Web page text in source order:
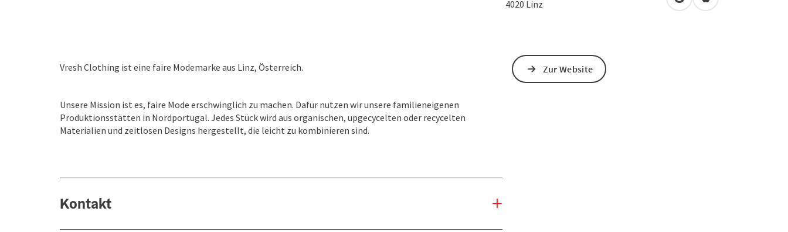
4020 Linz in Google Maps öffnen
in Apple Maps
Vresh Clothing ist eine faire Modemarke aus Linz, Österreich.
Unsere Mission ist es, faire Mode erschwinglich zu machen. Dafür nutzen wir unsere familieneigenen
Produktionsstätten in Nordportugal. Jedes Stück wird aus organischen, upgecycelten oder recycelten
Materialien und zeitlosen Designs hergestellt, die leicht zu kombinieren sind.
Kontakt
Zur Website